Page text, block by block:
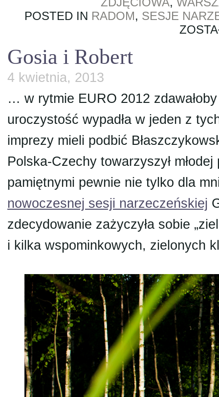
POSTED IN RADOM, SESJE
Gosia i Robert
4 kwietnia, 2013
… w rytmie EURO 2012
uroczystość wypadła w jeden z
imprezy mieli podbić
Polska-Czechy towarzyszył
pamiętnymi pewnie nie tylko dla
nowoczesnej sesji narzeczeńskiej
zdecydowanie zażyczyła sobie
i kilka wspominkowych, zielonych